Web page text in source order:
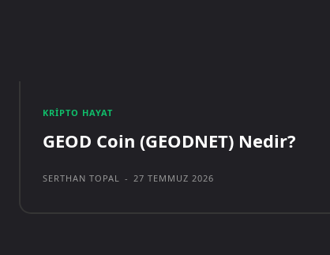
KRIPTO HAYAT
GEOD Coin (GEODNET) Nedir?
SERTHAN TOPAL - 27 TEMMUZ 2026